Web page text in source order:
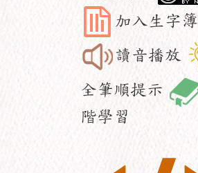
加入生字簿
讀音播放
全筆順提示
階學習